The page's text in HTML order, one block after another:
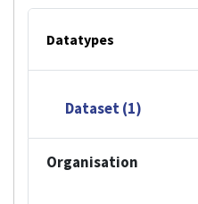
Datatypes
Dataset (1)
Organisation